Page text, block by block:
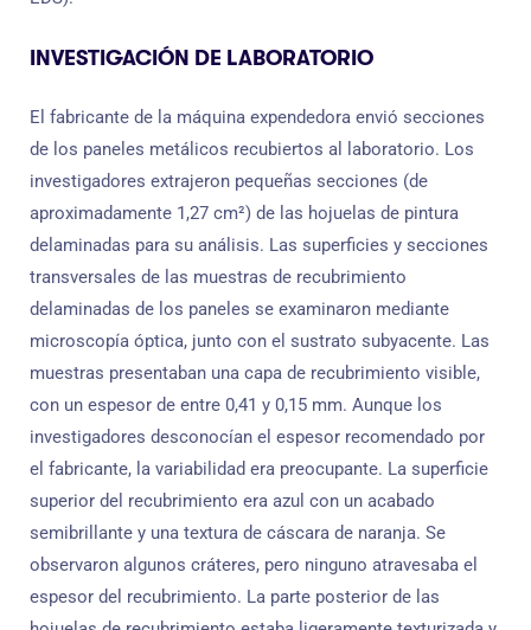
INVESTIGACIÓN DE LABORATORIO
El fabricante de la máquina expendedora envió secciones
de los paneles metálicos recubiertos al laboratorio. Los
investigadores extrajeron pequeñas secciones (de
aproximadamente 1,27 cm²) de las hojuelas de pintura
delaminadas para su análisis. Las superficies y secciones
transversales de las muestras de recubrimiento
delaminadas de los paneles se examinaron mediante
microscopía óptica, junto con el sustrato subyacente. Las
muestras presentaban una capa de recubrimiento visible,
con un espesor de entre 0,41 y 0,15 mm. Aunque los
investigadores desconocían el espesor recomendado por
el fabricante, la variabilidad era preocupante. La superficie
superior del recubrimiento era azul con un acabado
semibrillante y una textura de cáscara de naranja. Se
observaron algunos cráteres, pero ninguno atravesaba el
espesor del recubrimiento. La parte posterior de las